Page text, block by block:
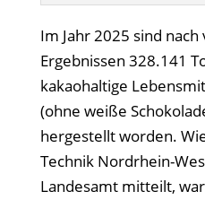
Im Jahr 2025 sind
Ergebnissen 328.141
kakaohaltige
(ohne weiße
hergestellt worden.
Technik Nordrhein-
Landesamt mitteilt,